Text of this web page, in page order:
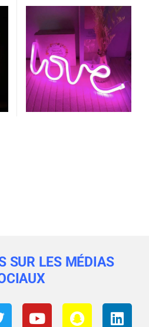
SUR LES MÉDIAS